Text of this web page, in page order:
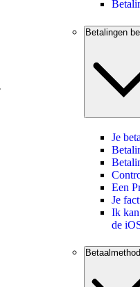
Betalingen
Je
Een
Je
Ik
de